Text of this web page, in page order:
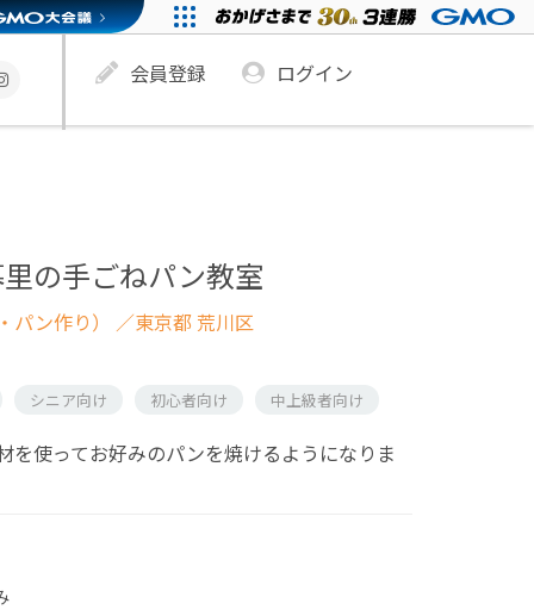
会員登録 ログイン
の手ごねパン教室
ン作り） ／東京都 荒川区
シニア向け 初心者向け 中上級者向け
を使ってお好みのパンを焼けるようになりま